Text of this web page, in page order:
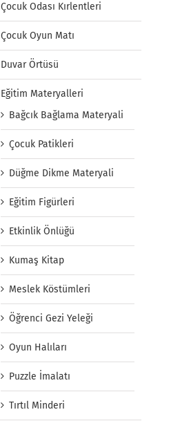
Çocuk Odası Kırlentleri
Çocuk Oyun Matı
Duvar Örtüsü
Eğitim Materyalleri
Bağcık Bağlama Materyali
Çocuk Patikleri
Düğme Dikme Materyali
Eğitim Figürleri
Etkinlik Önlüğü
Kumaş Kitap
Meslek Köstümleri
Öğrenci Gezi Yeleği
Oyun Halıları
Puzzle İmalatı
Tırtıl Minderi